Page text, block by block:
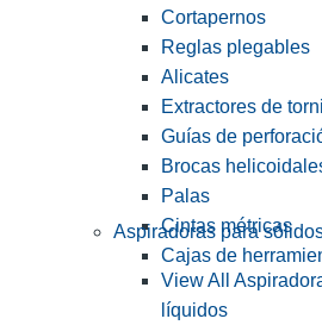
Cortapernos
Reglas plegables
Alicates
Extractores de
Guías de
Brocas
Palas
Cintas métricas
Cajas de
Aspiradoras para
View All
líquidos